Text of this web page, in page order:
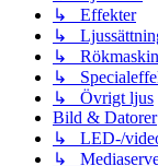
↳ Effekter
↳
↳
↳
↳ Övrigt ljus
Bild & Datorer
↳ LED-/
↳